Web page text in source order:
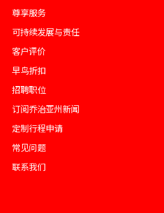
尊享服务
可持续发展与责任
客户评价
早鸟折扣
招聘职位
订阅乔治亚州新闻
定制行程申请
常见问题
联系我们